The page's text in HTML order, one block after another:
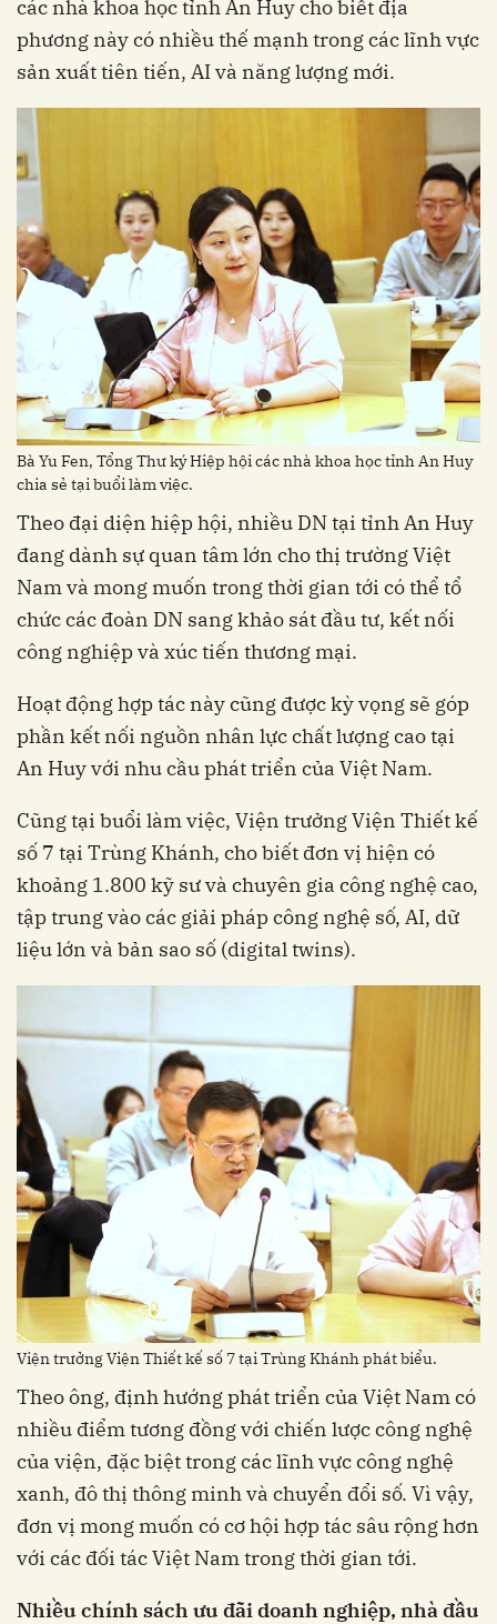
các nhà khoa học tỉnh An Huy cho biết địa
phương này có nhiều thế mạnh trong các lĩnh vực
sản xuất tiên tiến, AI và năng lượng mới.
Bà Yu Fen, Tổng Thư ký Hiệp hội các nhà khoa học tỉnh An Huy
chia sẻ tại buổi làm việc.
Theo đại diện hiệp hội, nhiều DN tại tỉnh An Huy
đang dành sự quan tâm lớn cho thị trường Việt
Nam và mong muốn trong thời gian tới có thể tổ
chức các đoàn DN sang khảo sát đầu tư, kết nối
công nghiệp và xúc tiến thương mại.
Hoạt động hợp tác này cũng được kỳ vọng sẽ góp
phần kết nối nguồn nhân lực chất lượng cao tại
An Huy với nhu cầu phát triển của Việt Nam.
Cũng tại buổi làm việc, Viện trưởng Viện Thiết kế
số 7 tại Trùng Khánh, cho biết đơn vị hiện có
khoảng 1.800 kỹ sư và chuyên gia công nghệ cao,
tập trung vào các giải pháp công nghệ số, AI, dữ
liệu lớn và bản sao số (digital twins).
Viện trưởng Viện Thiết kế số 7 tại Trùng Khánh phát biểu.
Theo ông, định hướng phát triển của Việt Nam có
nhiều điểm tương đồng với chiến lược công nghệ
của viện, đặc biệt trong các lĩnh vực công nghệ
xanh, đô thị thông minh và chuyển đổi số. Vì vậy,
đơn vị mong muốn có cơ hội hợp tác sâu rộng hơn
với các đối tác Việt Nam trong thời gian tới.
Nhiều chính sách ưu đãi doanh nghiệp, nhà đầu